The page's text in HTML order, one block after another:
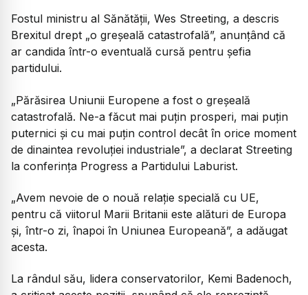
Fostul ministru al Sănătății, Wes Streeting, a descris
Brexitul drept „o greșeală catastrofală”, anunțând că
ar candida într-o eventuală cursă pentru șefia
partidului.
„Părăsirea Uniunii Europene a fost o greșeală
catastrofală. Ne-a făcut mai puțin prosperi, mai puțin
puternici și cu mai puțin control decât în orice moment
de dinaintea revoluției industriale”, a declarat Streeting
la conferința Progress a Partidului Laburist.
„Avem nevoie de o nouă relație specială cu UE,
pentru că viitorul Marii Britanii este alături de Europa
și, într-o zi, înapoi în Uniunea Europeană”, a adăugat
acesta.
La rândul său, lidera conservatorilor, Kemi Badenoch,